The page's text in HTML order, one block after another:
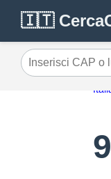
🇮🇹
Inserisci CAP o